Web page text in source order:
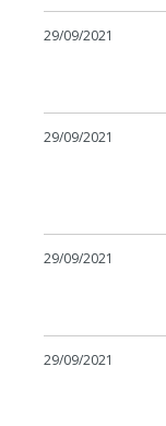
29/09/2021
29/09/2021
29/09/2021
29/09/2021